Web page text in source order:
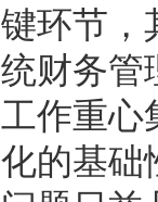
键环节，
统财务管
工作重心
化的基础